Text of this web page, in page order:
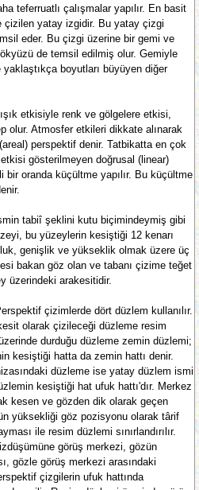
teferruatlı çalışmalar yapılır. En basit
çizilen yatay izgidir. Bu yatay çizgi
eder. Bu çizgi üzerine bir gemi ve
de temsil edilmiş olur. Gemiyle
boyutları büyüyen diğer
etkisiyle renk ve gölgelere etkisi,
olur. Atmosfer etkileri dikkate alınarak
perspektif denir. Tatbikatta en çok
gösterilmeyen doğrusal (linear)
bir oranda küçültme yapılır. Bu küçültme
tabiî şeklini kutu biçimindeymiş gibi
bu yüzeylerin kesiştiği 12 kenarı
genişlik ve yükseklik olmak üzere üç
bakan göz olan ve tabanı çizime teğet
üzerindeki arakesitidir.
çizimlerde dört düzlem kullanılır.
olarak çizileceği düzleme resim
durduğu düzleme zemin düzlemi;
kesiştiği hatta da zemin hattı denir.
düzleme ise yatay düzlem ismi
kesiştiği hat ufuk hattı'dır. Merkez
kesen ve gözden dik olarak geçen
yüksekliği göz pozisyonu olarak târif
ile resim düzlemi sınırlandırılır.
görüş merkezi, gözün
gözle görüş merkezi arasındaki
çizgilerin ufuk hattında